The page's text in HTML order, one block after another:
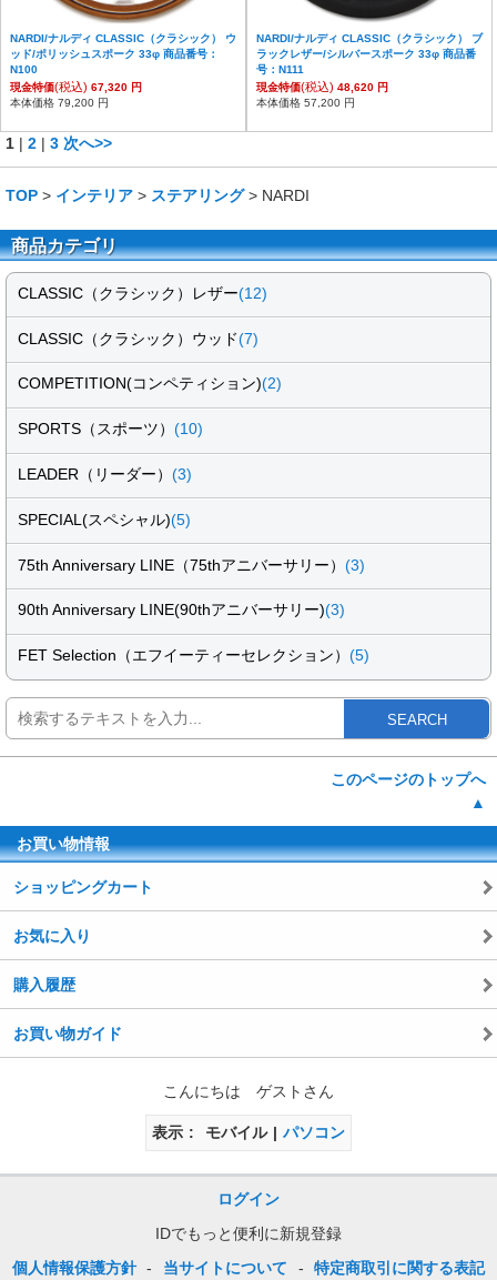
NARDI/ナルディ CLASSIC（クラシック） ウ
ッド/ポリッシュスポーク 33φ 商品番号：
N100
現金特価(税込) 67,320 円
本体価格 79,200 円
NARDI/ナルディ CLASSIC（クラシック） ブ
ラックレザー/シルバースポーク 33φ 商品番
号：N111
現金特価(税込) 48,620 円
本体価格 57,200 円
1 | 2 | 3 次へ>>
TOP > インテリア > ステアリング> NARDI
商品カテゴリ
CLASSIC（クラシック）レザー(12)
CLASSIC（クラシック）ウッド(7)
COMPETITION(コンペティション)(2)
SPORTS（スポーツ） (10)
LEADER（リーダー） (3)
SPECIAL(スペシャル)(5)
75th Anniversary LINE（75thアニバーサリー） (3)
90th Anniversary LINE(90thアニバーサリー)(3)
FET Selection（エフイーティーセレクション） (5)
SEARCH
このページのトップへ
▲
お買い物情報
ショッピングカート
お気に入り
購入履歴
お買い物ガイド
こんにちは ゲストさん
表示 モバイル パソコン
ログイン
IDでもっと便利に新規登録
個人情報保護方針 - 当サイトについて - 特定商取引に関する表記